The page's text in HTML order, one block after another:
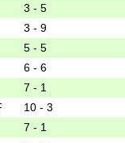
3 - 5
3 - 9
5 - 5
6 - 6
7 - 1
10 - 3
7 - 1